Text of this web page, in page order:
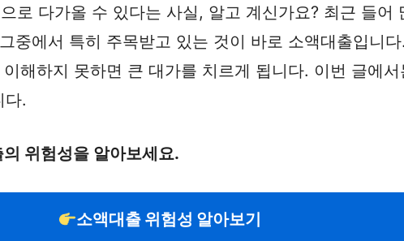
로 다가올 수 있다는 사실, 알고 계신가요? 최근 들어
중에서 특히 주목받고 있는 것이 바로 소액대출입니
해하지 못하면 큰 대가를 치르게 됩니다. 이번 글에
다.
위험성을 알아보세요.
소액대출 위험성 알아보기